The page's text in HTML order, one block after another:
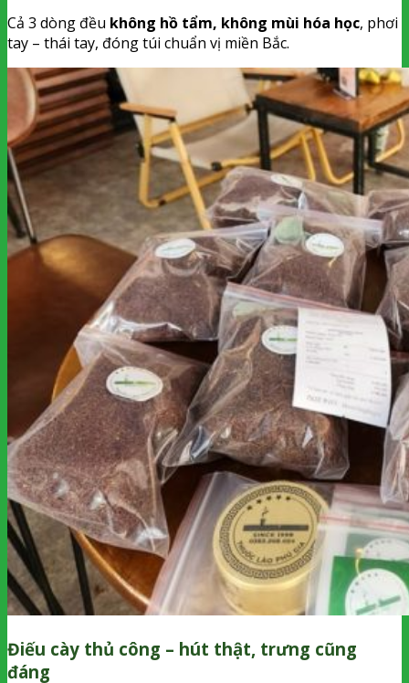
Cả 3 dòng đều không hồ tẩm, không mùi hóa học, phơi
tay – thái tay, đóng túi chuẩn vị miền Bắc.
Điếu cày thủ công – hút thật, trưng cũng
đáng